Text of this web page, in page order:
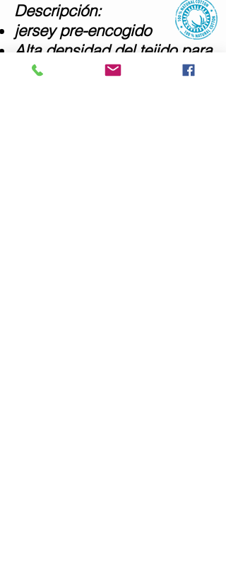
Descripción:
jersey pre-encogido
Alta densidad del tejido para
una superficie de impresión